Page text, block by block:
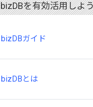
bizDBを有効活用しよ
bizDBガイド
bizDBとは